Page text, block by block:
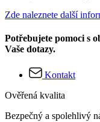
Zde naleznete další
Potřebujete pomoci s
Vaše dotazy.
Kontakt
Ověřená kvalita
Bezpečný a spolehlivý